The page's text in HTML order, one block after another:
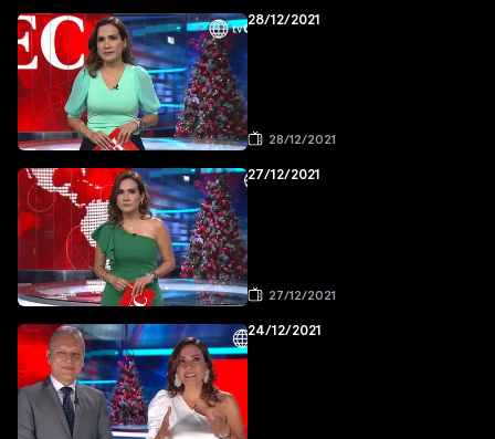
28/12/2021
28/12/2021
27/12/2021
27/12/2021
24/12/2021